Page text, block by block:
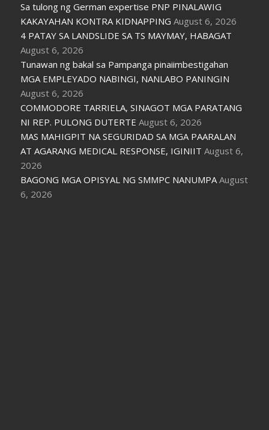
Sa tulong ng German expertise PNP PINALAWIG
KAKAYAHAN KONTRA KIDNAPPING August 6, 2026
4 PATAY SA LANDSLIDE SA TS MAYMAY, HABAGAT
August 6, 2026
Tunawan ng bakal sa Pampanga pinaiimbestigahan
MGA EMPLEYADO NABINGI, NANLABO PANINGIN
August 6, 2026
COMMODORE TARRIELA, SINAGOT MGA PARATANG
NI REP. PULONG DUTERTE August 6, 2026
MAS MAHIGPIT NA SEGURIDAD SA MGA PAARALAN
AT AGARANG MEDICAL RESPONSE, IGINIIT August 6,
2026
BAGONG MGA OPISYAL NG SMMPC NANUMPA August
6, 2026